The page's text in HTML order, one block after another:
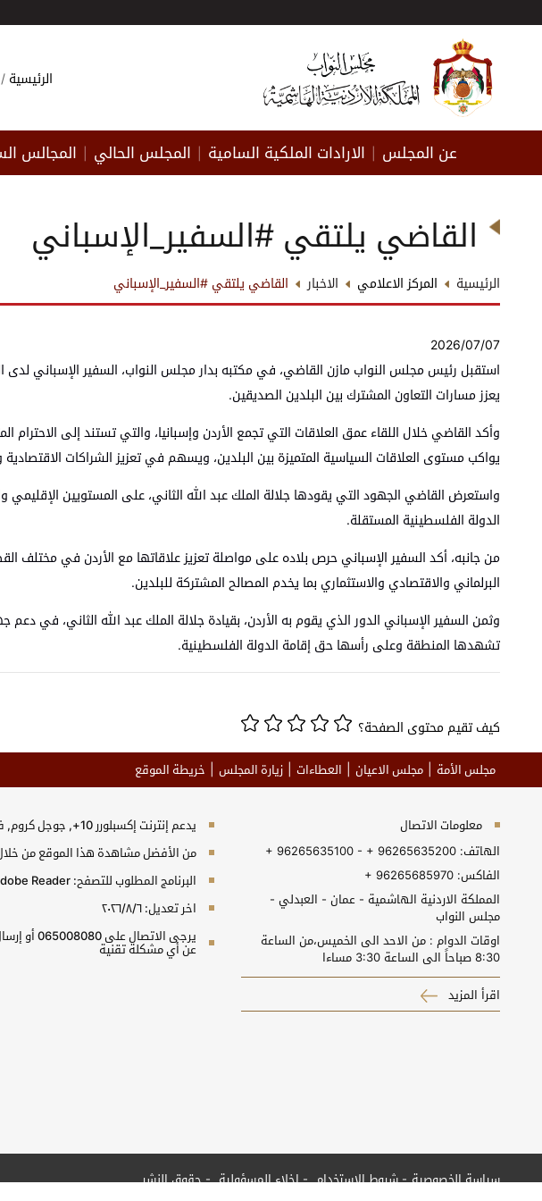
الرئيسية
عن المجلس الارادات الملكية السامية المجلس الحالي المجالس
القاضي يلتقي #السفير_الإسباني
الرئيسية المركز الاعلامي الاخبار القاضي يلتقي #السفير_الإسباني
2026/07/07
استقبل رئيس مجلس النواب مازن القاضي، في مكتبه بدار مجلس النواب، السفير الإسباني لدى
يعزز مسارات التعاون المشترك بين البلدين الصديقين.
وأكد القاضي خلال اللقاء عمق العلاقات التي تجمع الأردن وإسبانيا، والتي تستند إلى
يواكب مستوى العلاقات السياسية المتميزة بين البلدين، ويسهم في تعزيز الشراكات الاقتصادية
واستعرض القاضي الجهود التي يقودها جلالة الملك عبد الله الثاني، على المستويين
الدولة الفلسطينية المستقلة.
من جانبه، أكد السفير الإسباني حرص بلاده على مواصلة تعزيز علاقاتها مع الأردن في مختلف
البرلماني والاقتصادي والاستثماري بما يخدم المصالح المشتركة للبلدين.
وثمن السفير الإسباني الدور الذي يقوم به الأردن، بقيادة جلالة الملك عبد الله الثاني، في
تشهدها المنطقة وعلى رأسها حق إقامة الدولة الفلسطينية.
كيف تقيم محتوى الصفحة؟
مجلس الأمة مجلس الاعيان العطاءات زيارة المجلس خريطة الموقع
معلومات الاتصال
الهاتف: + 96265635100 - + 96265635200
الفاكس: + 96265685970
المملكة الاردنية الهاشمية - عمان - العبدلي -
مجلس النواب
اوقات الدوام : من الاحد الى الخميس،من الساعة
8:30 صباحاً الى الساعة 3:30 مساءا
اقرأ المزيد
يدعم إنترنت إكسبلورر 10+, جوجل كروم, فايرفوكس, سفاري
من الأفضل مشاهدة هذا الموقع من خلال شاشة
البرنامج المطلوب للتصفح: Adobe Reader
اخر تعديل: ٢٠٢٦/٨/٦
عن أي مشكلة تقنية
سياسة الخصوصية شروط الاستخدام إخلاء المسؤولية
حقوق النشر